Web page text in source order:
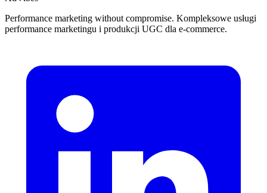
Performance marketing without compromise. Kompleksowe usługi
performance marketingu i produkcji UGC dla e-commerce.